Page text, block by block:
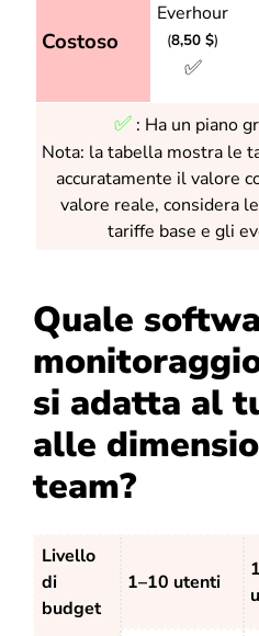
Costoso
Everhour
(8,50 $)
✅
✅ : Ha un piano
Nota: la tabella mostra le
accuratamente il valore
valore reale, considera
tariffe base e gli
Quale
si adatta al
alle
team?
Livello
di
budget
1–10 utenti